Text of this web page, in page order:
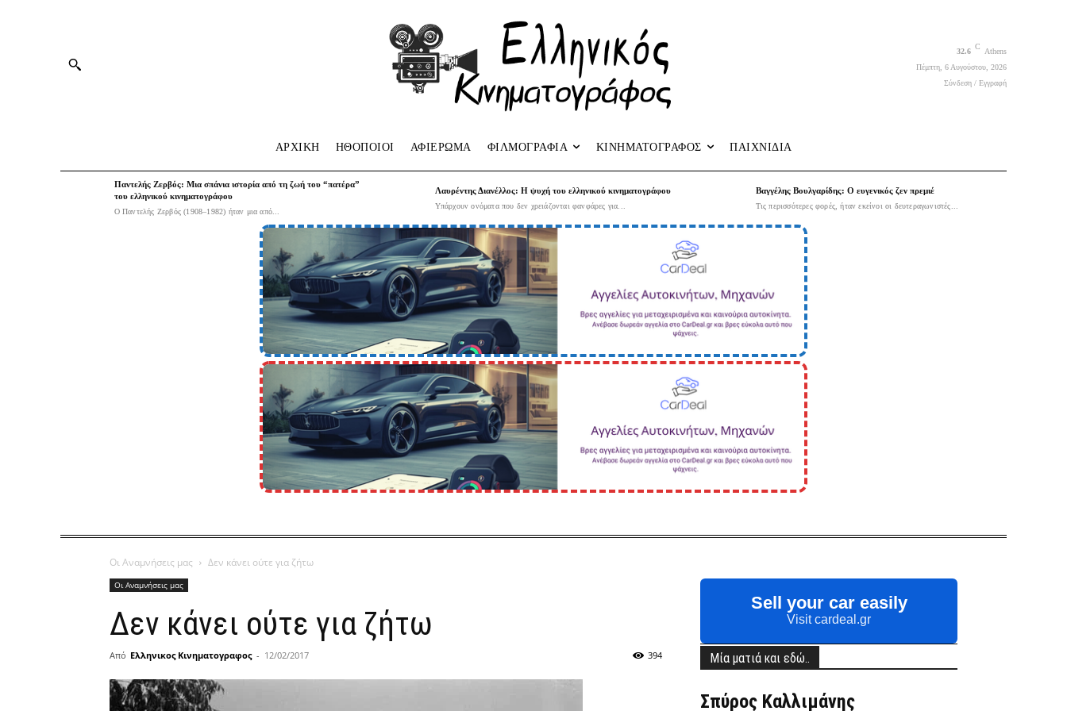
32.6
C
Athens
Πέμπτη, 6 Αυγούστου, 2026
Σύνδεση / Εγγραφή
ΑΡΧΙΚΗ HΘΟΠΟΙΟΙ ΑΦΙΕΡΩΜΑ ΦΙΛΜΟΓΡΑΦΙΑ ΚΙΝΗΜΑΤΟΓΡΑΦΟΣ ΠΑΙΧΝΙΔΙΑ
Παντελής Ζερβός: Μια σπάνια ιστορία από τη ζωή του “πατέρα”
του ελληνικού κινηματογράφου
Ο Παντελής Ζερβός (1908–1982) ήταν μια από...
Λαυρέντης Διανέλλος: Η ψυχή του ελληνικού κινηματογράφου
Υπάρχουν ονόματα που δεν χρειάζονται φανφάρες για...
Βαγγέλης Βουλγαρίδης: Ο ευγενικός ζεν πρεμιέ
Τις περισσότερες φορές, ήταν εκείνοι οι δευτεραγωνιστές...
Οι Αναμνήσεις μας Δεν κάνει ούτε για ζήτω
Οι Αναμνήσεις μας
Δεν κάνει ούτε για ζήτω
Από Ελληνικος Κινηματογραφος - 12/02/2017 394
Sell your car easily
Visit cardeal.gr
Μία ματιά και εδώ..
Σπύρος Καλλιμάνης